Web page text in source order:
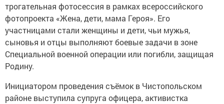
трогательная фотосессия в рамках всероссийского
фотопроекта «Жена, дети, мама Героя». Его
участницами стали женщины и дети, чьи мужья,
сыновья и отцы выполняют боевые задачи в зоне
Специальной военной операции или погибли, защищая
Родину.
Инициатором проведения съёмок в Чистопольском
районе выступила супруга офицера, активистка